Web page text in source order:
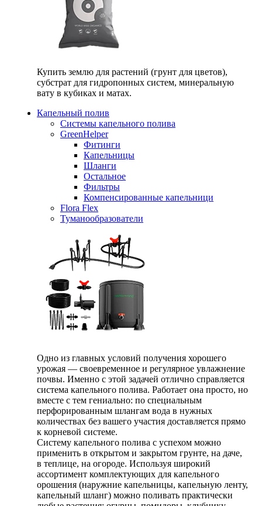
Купить землю для растений (грунт для цветов),
субстрат для гидропонных систем, минеральную
вату в кубиках и матах.
Капельный полив
Системы капельного полива
GreenHelper
Фитинги
Капельницы
Шланги
Остальное
Фильтры
Компенсированные капельници
Flora Flex
Туманообразователи
Одно из главных условий получения хорошего
урожая — своевременное и регулярное увлажнение
почвы. Именно с этой задачей отлично справляется
система капельного полива. Работает она просто, но
вместе с тем гениально: по специальным
перфорированным шлангам вода в нужных
количествах без вашего участия доставляется прямо
к корневой системе.
Систему капельного полива с успехом можно
применить в открытом и закрытом грунте, на даче,
в теплице, на огороде. Используя широкий
ассортимент комплектующих для капельного
орошения (наружние капельницы, капельную ленту,
капельный шланг) можно поливать практически